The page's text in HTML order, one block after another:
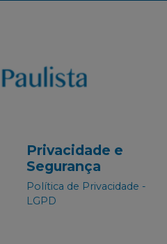
Privacidade e
Segurança
Política de Privacidade -
LGPD